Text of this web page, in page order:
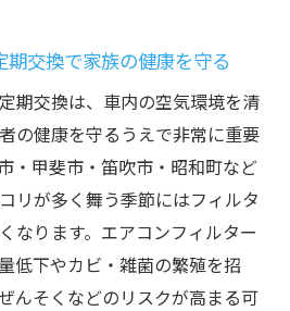
交換で家族の健康を守る
期交換は、車内の空気環境を清
の健康を守るうえで非常に重要
・甲斐市・笛吹市・昭和町など
リが多く舞う季節にはフィルタ
なります。エアコンフィルター
低下やカビ・雑菌の繁殖を招
んそくなどのリスクが高まる可